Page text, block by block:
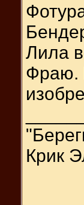
Лила
Фраю.
Крик